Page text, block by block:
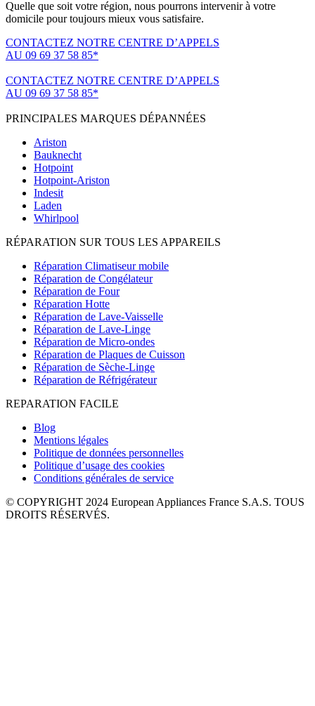
Quelle que soit votre région, nous pourrons intervenir à votre
domicile pour toujours mieux vous satisfaire.
CONTACTEZ NOTRE CENTRE D’APPELS
AU 09 69 37 58 85*
CONTACTEZ NOTRE CENTRE D’APPELS
AU 09 69 37 58 85*
PRINCIPALES MARQUES DÉPANNÉES
Ariston
Bauknecht
Hotpoint
Hotpoint-Ariston
Indesit
Laden
Whirlpool
RÉPARATION SUR TOUS LES APPAREILS
Réparation Climatiseur mobile
Réparation de Congélateur
Réparation de Four
Réparation Hotte
Réparation de Lave-Vaisselle
Réparation de Lave-Linge
Réparation de Micro-ondes
Réparation de Plaques de Cuisson
Réparation de Sèche-Linge
Réparation de Réfrigérateur
REPARATION FACILE
Blog
Mentions légales
Politique de données personnelles
Politique d’usage des cookies
Conditions générales de service
© COPYRIGHT 2024 European Appliances France S.A.S. TOUS
DROITS RÉSERVÉS.